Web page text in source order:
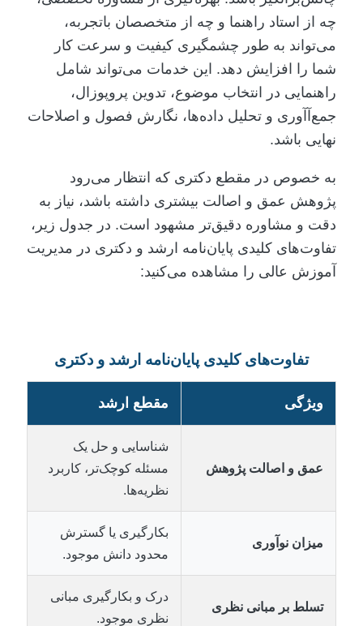
چه از استاد راهنما و چه از متخصصان باتجربه،
می‌تواند به طور چشمگیری کیفیت و سرعت کار
شما را افزایش دهد. این خدمات می‌تواند شامل
راهنمایی در انتخاب موضوع، تدوین پروپوزال،
جمع‌آآوری و تحلیل داده‌ها، نگارش فصول و اصلاحات
نهایی باشد.
به خصوص در مقطع دکتری که انتظار می‌رود
پژوهش عمق و اصالت بیشتری داشته باشد، نیاز به
دقت و مشاوره دقیق‌تر مشهود است. در جدول زیر،
تفاوت‌های کلیدی پایان‌نامه ارشد و دکتری در مدیریت
آموزش عالی را مشاهده می‌کنید:
تفاوت‌های کلیدی پایان‌نامه ارشد و دکتری
ویژگی مقطع ارشد
عمق و اصالت پژوهش
شناسایی و حل یک
مسئله کوچک‌تر، کاربرد
نظریه‌ها.
میزان نوآوری
بکارگیری یا گسترش
محدود دانش موجود.
تسلط بر مبانی نظری
درک و بکارگیری مبانی
نظری موجود.